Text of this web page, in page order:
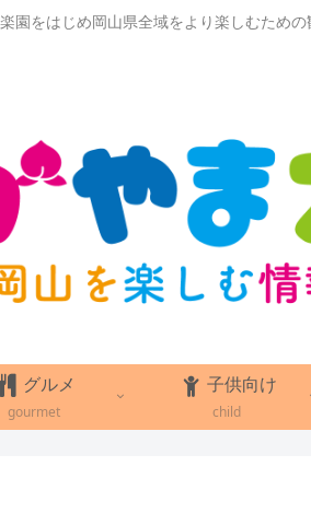
園をはじめ岡山県全域をより楽しむための
グルメ
gourmet
子供向け
child